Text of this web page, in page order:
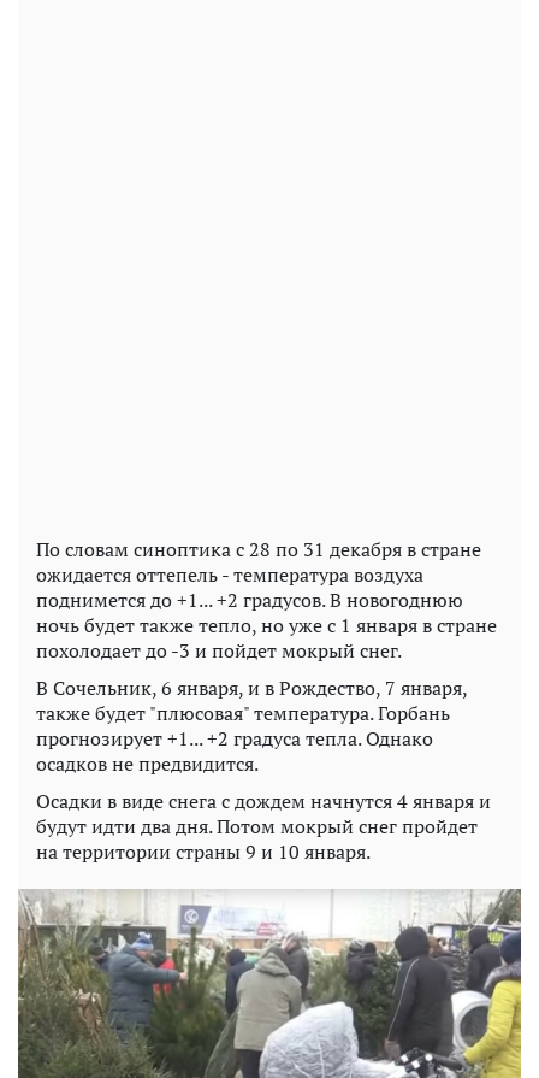
По словам синоптика с 28 по 31 декабря в стране
ожидается оттепель - температура воздуха
поднимется до +1... +2 градусов. В новогоднюю
ночь будет также тепло, но уже с 1 января в стране
похолодает до -3 и пойдет мокрый снег.
В Сочельник, 6 января, и в Рождество, 7 января,
также будет "плюсовая" температура. Горбань
прогнозирует +1... +2 градуса тепла. Однако
осадков не предвидится.
Осадки в виде снега с дождем начнутся 4 января и
будут идти два дня. Потом мокрый снег пройдет
на территории страны 9 и 10 января.